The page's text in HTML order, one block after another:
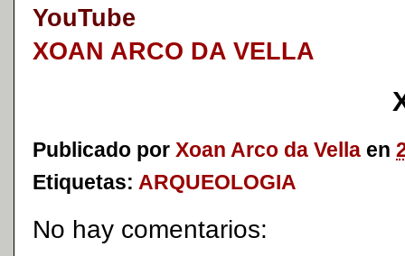
YouTube
XOAN ARCO DA VELLA
Publicado por Xoan Arco da Vella en
Etiquetas: ARQUEOLOGIA
No hay comentarios: